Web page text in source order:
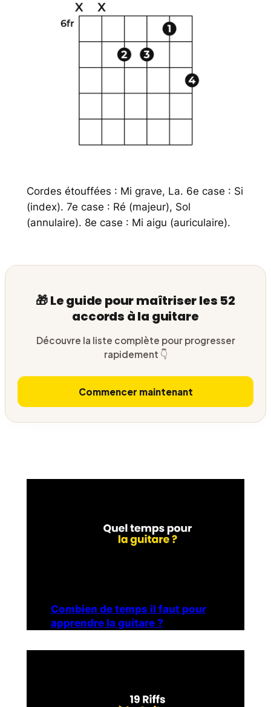
Cordes étouffées : Mi grave, La. 6e case : Si
(index). 7e case : Ré (majeur), Sol
(annulaire). 8e case : Mi aigu (auriculaire).
🎁 Le guide pour maîtriser les 52
accords à la guitare
Découvre la liste complète pour progresser
rapidement 👇
Commencer maintenant
Combien de temps il faut pour
apprendre la guitare ?